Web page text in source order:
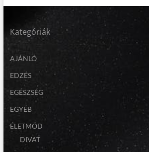
Kategóriák
AJÁNLÓ
EDZÉS
EGÉSZSÉG
EGYÉB
ÉLETMÓD
DIVAT